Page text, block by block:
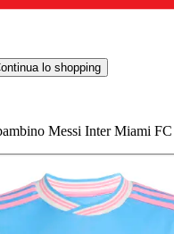
lo shopping
Messi Inter Miami